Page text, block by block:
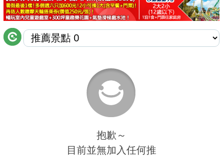
討論區
聯絡我們
抱歉～
目前並無加入任何推